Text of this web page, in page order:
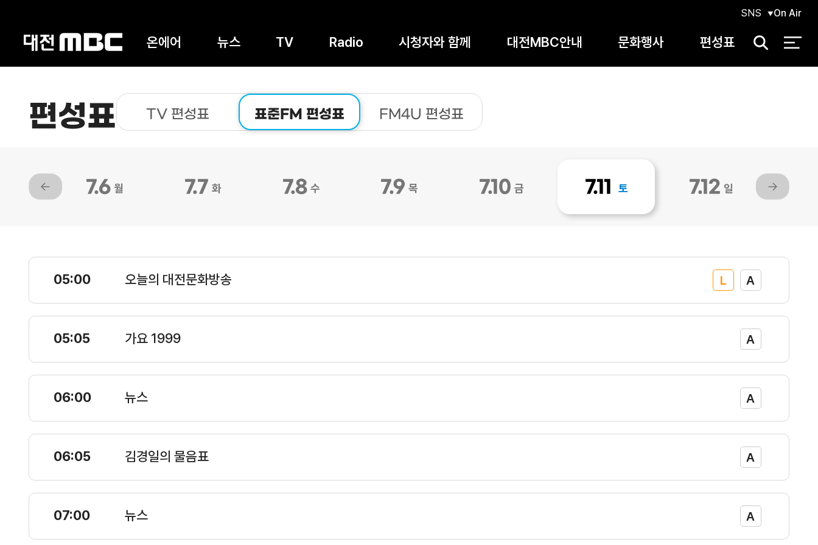
온에어 뉴스 TV Radio 시청자와 함께 대전MBC안내 문화행사 편성표
SNS On Air
검
편성표 TV 편성표 표준FM 편성표 FM4U 편성표
7.6 월 7.7 화 7.8 수 7.9목 7.10 금 7.11 토 7.12 일
05:00 오늘의 대전문화방송
05:05 가요 1999
06:00 뉴스
06:05 김경일의 물음표
07:00 뉴스